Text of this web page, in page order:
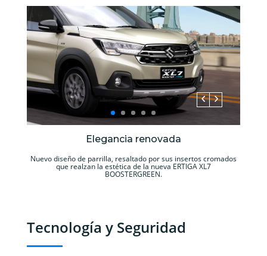
Elegancia renovada
Nuevo diseño de parrilla, resaltado por sus insertos cromados
que realzan la estética de la nueva ERTIGA XL7
BOOSTERGREEN.
Tecnología y Seguridad